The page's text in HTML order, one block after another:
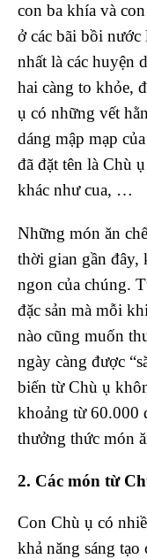
con ba khía và
ở các bãi bồi
nhất là các huyện
hai càng to khỏe,
ụ có những vết
dáng mập mạp
đã đặt tên là Chù
khác như cua, …
Những món ăn
thời gian gần
ngon của chúng.
đặc sản mà mỗi
nào cũng muốn
ngày càng được
biến từ Chù ụ
khoảng từ 60.000
thưởng thức món
2. Các món từ
Con Chù ụ có
khả năng sáng